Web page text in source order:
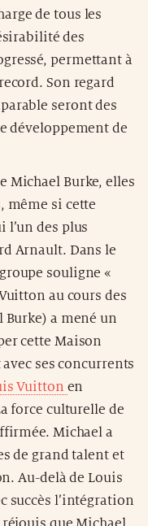
de tous les
des
permettant à
Son regard
seront des
développement de
Michael Burke, elles
même si cette
des plus
Arnault. Dans le
souligne «
au cours des
a mené un
cette Maison
ses concurrents
Vuitton en
force culturelle de
Michael a
de grand talent et
Au-delà de Louis
succès l’intégration